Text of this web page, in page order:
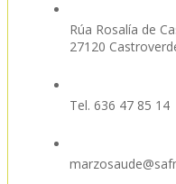
Rúa Rosalía de
27120
Tel. 636 47 85 14